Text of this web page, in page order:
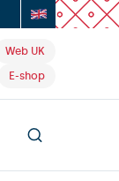
Web UK
E-shop